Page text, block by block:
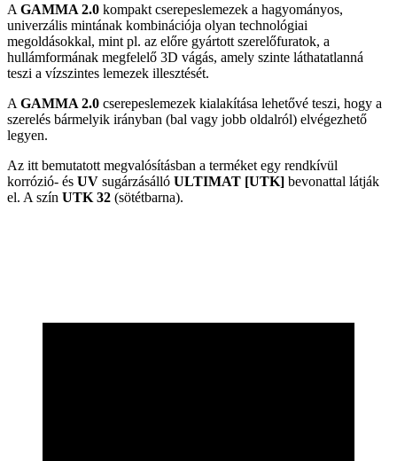
A GAMMA 2.0 kompakt cserepeslemezek a hagyományos,
univerzális mintának kombinációja olyan technológiai
megoldásokkal, mint pl. az előre gyártott szerelőfuratok, a
hullámformának megfelelő 3D vágás, amely szinte láthatatlanná
teszi a vízszintes lemezek illesztését.
A GAMMA 2.0 cserepeslemezek kialakítása lehetővé teszi, hogy a
szerelés bármelyik irányban (bal vagy jobb oldalról) elvégezhető
legyen.
Az itt bemutatott megvalósításban a terméket egy rendkívül
korrózió- és UV sugárzásálló ULTIMAT [UTK] bevonattal látják
el. A szín UTK 32 (sötétbarna).